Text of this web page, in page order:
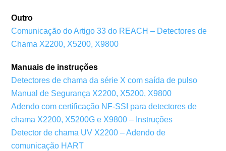
Outro
Comunicação do Artigo 33 do REACH – Detectores de
Chama X2200, X5200, X9800
Manuais de instruções
Detectores de chama da série X com saída de pulso
Manual de Segurança X2200, X5200, X9800
Adendo com certificação NF-SSI para detectores de
chama X2200, X5200G e X9800 – Instruções
Detector de chama UV X2200 – Adendo de
comunicação HART